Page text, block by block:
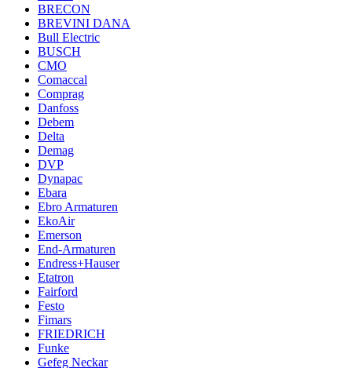
BRECON
BREVINI DANA
Bull Electric
BUSCH
CMO
Comaccal
Comprag
Danfoss
Debem
Delta
Demag
DVP
Dynapac
Ebara
Ebro Armaturen
EkoAir
Emerson
End-Armaturen
Endress+Hauser
Etatron
Fairford
Festo
Fimars
FRIEDRICH
Funke
Gefeg Neckar